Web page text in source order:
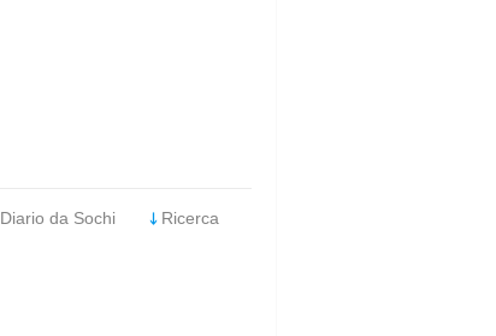
Diario da Sochi Ricerca